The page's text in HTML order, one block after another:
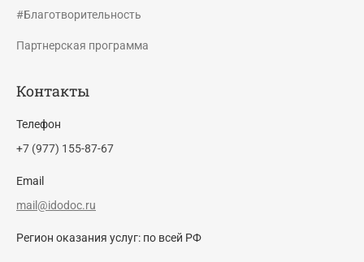
#Благотворительность
Партнерская программа
Контакты
Телефон
+7 (977) 155-87-67
Email
mail@idodoc.ru
Регион оказания услуг: по всей РФ